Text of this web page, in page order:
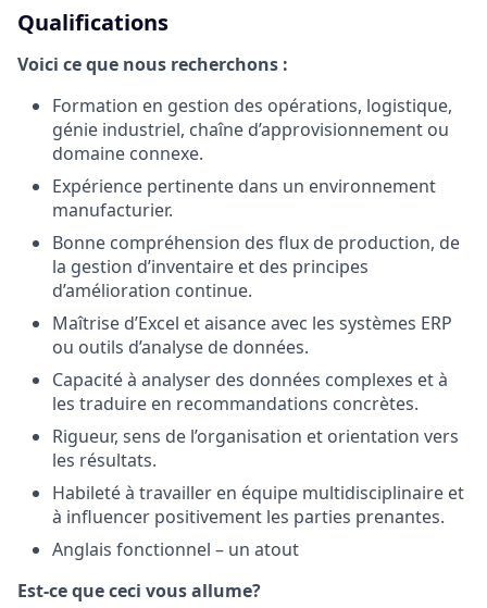
Qualifications
Voici ce que nous recherchons :
Formation en gestion des opérations, logistique,
génie industriel, chaîne d’approvisionnement ou
domaine connexe.
Expérience pertinente dans un environnement
manufacturier.
Bonne compréhension des flux de production, de
la gestion d’inventaire et des principes
d’amélioration continue.
Maîtrise d’Excel et aisance avec les systèmes ERP
ou outils d’analyse de données.
Capacité à analyser des données complexes et à
les traduire en recommandations concrètes.
Rigueur, sens de l’organisation et orientation vers
les résultats.
Habileté à travailler en équipe multidisciplinaire et
à influencer positivement les parties prenantes.
Anglais fonctionnel – un atout
Est-ce que ceci vous allume?